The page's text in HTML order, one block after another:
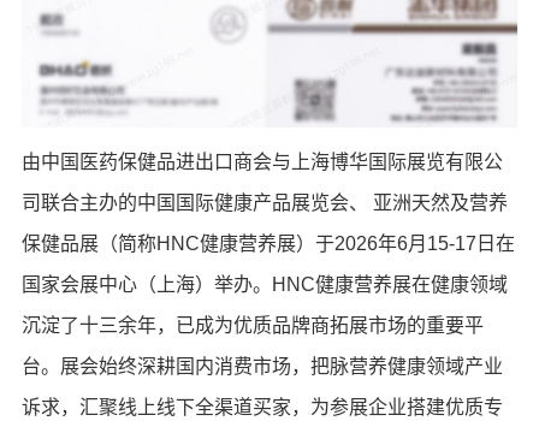
由中国医药保健品进出口商会与上海博华国际展览有限公
司联合主办的中国国际健康产品展览会、 亚洲天然及营养
保健品展（简称HNC健康营养展）于2026年6月15-17日在
国家会展中心（上海）举办。HNC健康营养展在健康领域
沉淀了十三余年，已成为优质品牌商拓展市场的重要平
台。展会始终深耕国内消费市场，把脉营养健康领域产业
诉求，汇聚线上线下全渠道买家，为参展企业搭建优质专